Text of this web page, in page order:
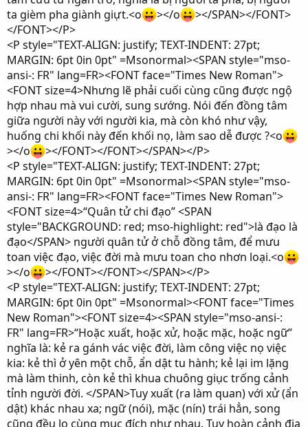
ta gièm pha giành giựt.<o
></o
></SPAN></FONT>
</FONT></P>
<P style="TEXT-ALIGN: justify; TEXT-INDENT: 27pt;
MARGIN: 6pt 0in 0pt" =Msonormal><SPAN style="mso-
ansi-: FR" lang=FR><FONT face="Times New Roman">
<FONT size=4>Nhưng lẽ phải cuối cùng cũng được ngộ
hợp nhau mà vui cười, sung sướng. Nói đến đồng tâm
giữa người này với người kia, mà còn khó như vậy,
huống chi khối này đến khối nọ, làm sao dễ được ?<o
></o
></FONT></FONT></SPAN></P>
<P style="TEXT-ALIGN: justify; TEXT-INDENT: 27pt;
MARGIN: 6pt 0in 0pt" =Msonormal><SPAN style="mso-
ansi-: FR" lang=FR><FONT face="Times New Roman">
<FONT size=4>“Quân tử chi đạo” <SPAN
style="BACKGROUND: red; mso-highlight: red">là đạo là
đạo</SPAN> người quân tử ở chỗ đồng tâm, để mưu
toan việc đạo, việc đời mà mưu toan cho nhơn loại.<o
></o
></FONT></FONT></SPAN></P>
<P style="TEXT-ALIGN: justify; TEXT-INDENT: 27pt;
MARGIN: 6pt 0in 0pt" =Msonormal><FONT face="Times
New Roman"><FONT size=4><SPAN style="mso-ansi-:
FR" lang=FR>“Hoặc xuất, hoặc xử, hoặc mặc, hoặc ngữ”
nghĩa là: kẻ ra gánh vác việc đời, làm công việc nọ việc
kia: kẻ thì ở yên một chỗ, ẩn dật tu hành; kẻ lại im lặng
mà làm thinh, còn kẻ thì khua chuông giục trống cảnh
tỉnh người đời. </SPAN>Tuy xuất (ra làm quan) với xử (ẩn
dật) khác nhau xa; ngữ (nói), mặc (nín) trái hẳn, song
cũng đều lo cùng mục đích như nhau. Tuy hoàn cảnh địa